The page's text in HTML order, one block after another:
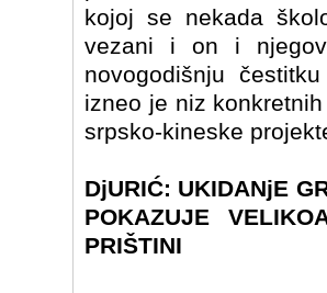
kojoj se nekada
vezani i on i
novogodišnju
izneo je niz
srpsko-kineske
DjURIĆ: UKIDANjE
POKAZUJE
PRIŠTINI